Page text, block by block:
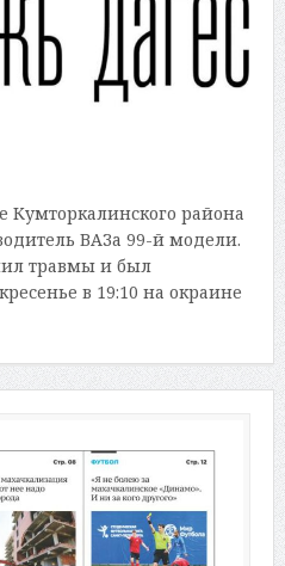
Кумторкалинского района
ВАЗа 99-й модели.
травмы и был
в 19:10 на окраине